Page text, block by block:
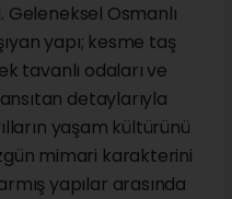
Geleneksel Osmanlı
yapı; kesme taş
tavanlı odaları ve
detaylarıyla
yaşam kültürünü
mimari karakterini
yapılar arasında